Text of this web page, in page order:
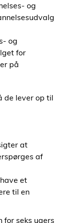
og
og
for
på
de lever op til
at
af
et
til en
for seks ugers